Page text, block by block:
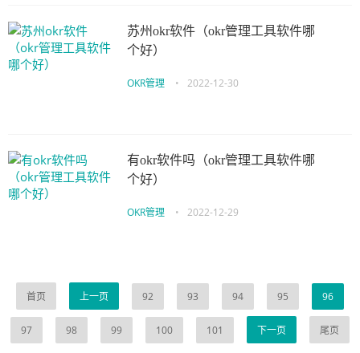
苏州okr软件（okr管理工具软件哪
个好）
OKR管理 • 2022-12-30
有okr软件吗（okr管理工具软件哪
个好）
OKR管理 • 2022-12-29
首页 上一页 92 93 94 95 96
97 98 99 100 101 下一页 尾页